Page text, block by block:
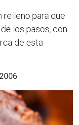
relleno para que
los pasos, con
de esta